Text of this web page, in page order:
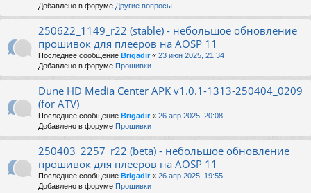
Добавлено в форуме Другие вопросы
250622_1149_r22 (stable) - небольшое обновление
прошивок для плееров на AOSP 11
Последнее сообщение Brigadir« 23 июн 2025, 21:34
Добавлено в форуме Прошивки
Dune HD Media Center APK v1.0.1-1313-250404_0209
(for ATV)
Последнее сообщение Brigadir« 26 апр 2025, 20:08
Добавлено в форуме Прошивки
250403_2257_r22 (beta) - небольшое обновление
прошивок для плееров на AOSP 11
Последнее сообщение Brigadir« 26 апр 2025, 19:55
Добавлено в форуме Прошивки